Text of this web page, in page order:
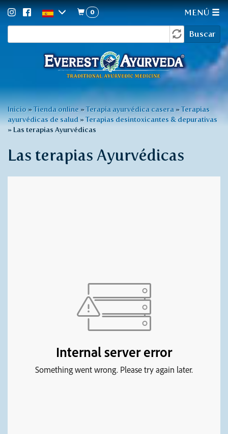
de
búsqueda
Buscar
0 MENÚ
Usted
está
Inicio »Tienda online »Terapia ayurvédica casera »Terapias
ayurvédicas de salud »Terapias desintoxicantes & depurativas
» Las terapias Ayurvédicas
Las terapias Ayurvédicas